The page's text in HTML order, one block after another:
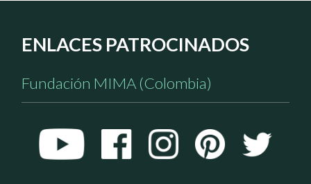
ENLACES PATROCINADOS
Fundación MIMA (Colombia)